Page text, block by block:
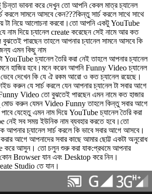
ভাবনা করে দেখুন তো আপনি কেবল মাত্র চ্যানেল
করলে সামনে আসবে কেন???কিন্তু সার্চ করলে সাথে সাথে
টা নিয়ে আলোচনা করবো।তো আপনি একটু YouTube
নাম দিয়ে চ্যানেল create করেছেন সেই নামে আর কত
পারছেন তাহলে আপনার চ্যানেল সামনে আসবে কি
এমন কিছু নাম
YouTube চ্যানেল তৈরি করা নেই তাহলে আপনার চ্যানেল
হাজির হবে।মনে করেন আপনি Funny Video চ্যানেল
দেখেন কি যে ঐ রকম আরো ও কত চ্যানেল রয়েছে।
করুন যে সার্চ করলে যেন আপনার চ্যানেল টা সবার আগে
Video তো বুঝতেই পারছেন এমন নামে কত হাজার
মোড করুন যেমন Video Funny তাহলে কিন্তু সবার আগে
যেহেতু এমন নাম দিয়ে YouTube চ্যানেল তৈরি করা
নেই সব সময় ইউনিক নাম ব্যবহার করতে হবে।তো
আপনার চ্যানেল সার্চ করলে কি ভাবে সবার আগে আসবে।
আগে আপনাদের সবার কাছে আমার ছোট্ট একটা অনুরোধ
করে আসুন। তো চলুন শুরু করা যাক:প্রথমে আপনার
কোন Browser যান এবং Desktop করে নিন।
Studio তে যান।